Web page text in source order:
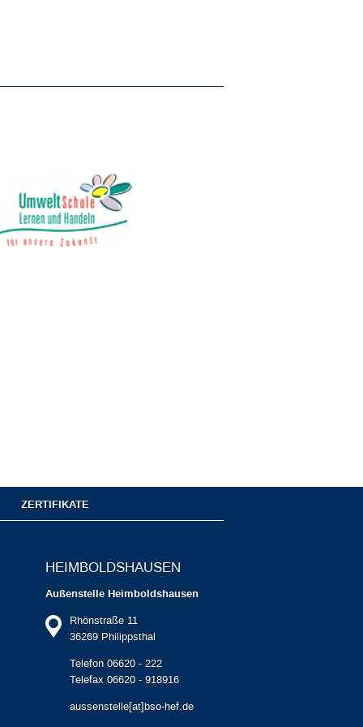
ZERTIFIKATE
HEIMBOLDS­HAUSEN
Außenstelle Heimboldshausen
Rhönstraße 11
36269 Philippsthal
Telefon 06620 - 222
Telefax 06620 - 918916
aussenstelle[at]bso-hef.de